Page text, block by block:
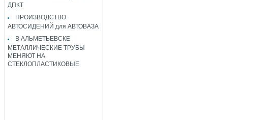
ДПКТ
ПРОИЗВОДСТВО
АВТОСИДЕНИЙ для АВТОВАЗА
В АЛЬМЕТЬЕВСКЕ
МЕТАЛЛИЧЕСКИЕ ТРУБЫ
МЕНЯЮТ НА
СТЕКЛОПЛАСТИКОВЫЕ